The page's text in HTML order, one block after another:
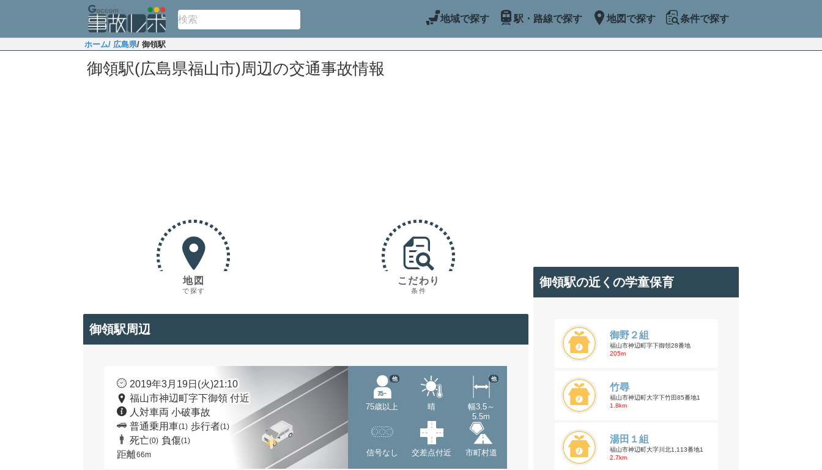
地域で探す 駅・路線で探す 地図で探す 条件で探す
ホーム/ 広島県/ 御領駅
御領駅(広島県福山市)周辺の交通事故情報
地図
で探す
こだわり
条件
御領駅周辺
2019年3月19日(火)21:10
福山市神辺町字下御領 付近
人対車両 小破事故
普通乗用車(1) 歩行者(1)
死亡(0) 負傷(1)
距離66m
75歳以上
他
晴
幅3.5～
5.5m
他
信号なし 交差点付近 市町村道
御領駅の近くの学童保育
御野２組
福山市神辺町字下御領28番地
205m
竹尋
福山市神辺町大字下竹田85番地1
1.8km
湯田１組
福山市神辺町大字川北1,113番地1
2.7km